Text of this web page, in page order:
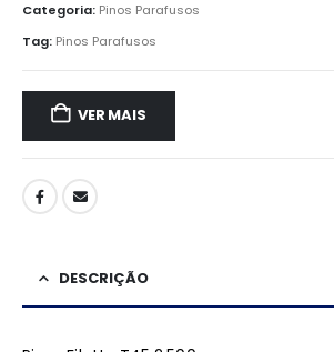
Categoria: Pinos Parafusos
Tag: Pinos Parafusos
VER MAIS
DESCRIÇÃO